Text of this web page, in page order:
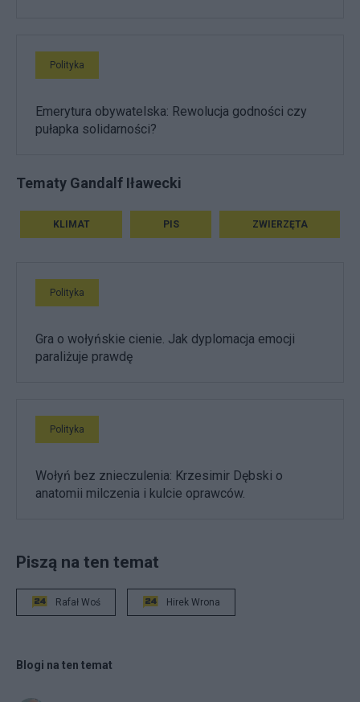
Polityka
Emerytura obywatelska: Rewolucja godności czy
pułapka solidarności?
Tematy Gandalf Iławecki
KLIMAT PIS ZWIERZĘTA
Polityka
Gra o wołyńskie cienie. Jak dyplomacja emocji
paraliżuje prawdę
Polityka
Wołyń bez znieczulenia: Krzesimir Dębski o
anatomii milczenia i kulcie oprawców.
Piszą na ten temat
Rafał Woś Hirek Wrona
Blogi na ten temat